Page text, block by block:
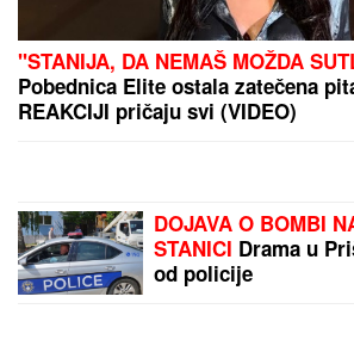
UDARI VETRA DOSTIŽU I 198
ČAS:Otkazani letovi, stotinama